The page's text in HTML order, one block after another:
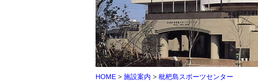
HOME > 施設案内 > 枇杷島スポーツセンター